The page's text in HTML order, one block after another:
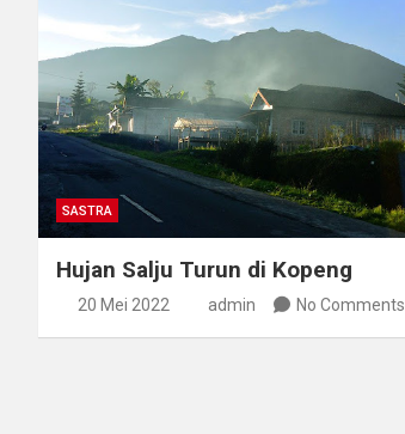
SASTRA
Hujan Salju Turun di Kopeng
20 Mei 2022 admin No Comments